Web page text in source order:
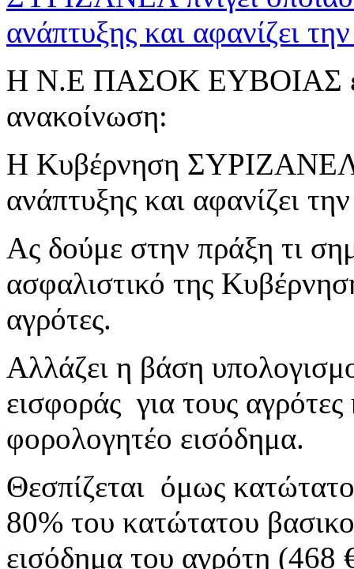
Η Ν.Ε ΠΑΣΟΚ ΕΥΒΟΙΑΣ
ανακοίνωση:
Η Κυβέρνηση ΣΥΡΙΖΑΝΕΛ
ανάπτυξης και αφανίζει
Ας δούμε στην πράξη τι
ασφαλιστικό της
αγρότες.
Αλλάζει η βάση
εισφοράς για τους αγρότες
φορολογητέο εισόδημα.
Θεσπίζεται όμως
80% του κατώτατου
εισόδημα του αγρότη (468